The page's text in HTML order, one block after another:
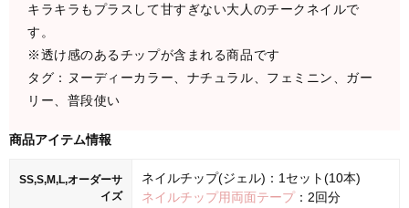
キラキラもプラスして甘すぎない大人のチークネイルで
す。
※透け感のあるチップが含まれる商品です
タグ：ヌーディーカラー、ナチュラル、フェミニン、ガー
リー、普段使い
商品アイテム情報
SS,S,M,L,オーダーサ
イズ
ネイルチップ(ジェル)：1セット(10本)
ネイルチップ用両面テープ：2回分